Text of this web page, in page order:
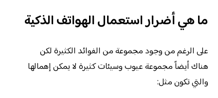
ما هي أضرار استعمال الهواتف الذكية
على الرغم من وجود مجموعة من الفوائد الكثيرة لكن
هناك أيضاً مجموعة عيوب وسيئات كثيرة لا يمكن إهمالها
والتي تكون مثل: